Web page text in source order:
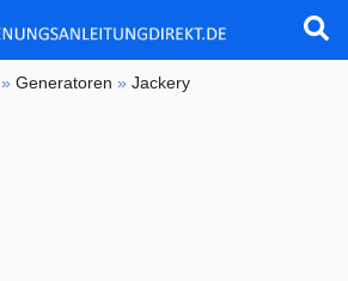
»Generatoren »Jackery